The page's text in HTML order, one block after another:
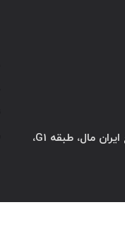
آدرس: تهران، بزرگراه شهید خرازی، مجتمع ایران مال، طبقه G1،